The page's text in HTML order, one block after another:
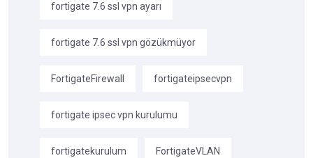
fortigate 7.6 ssl vpn ayarı
fortigate 7.6 ssl vpn gözükmüyor
FortigateFirewall fortigateipsecvpn
fortigate ipsec vpn kurulumu
fortigatekurulum FortigateVLAN